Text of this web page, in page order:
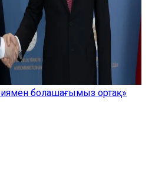
болашағымыз ортақ»